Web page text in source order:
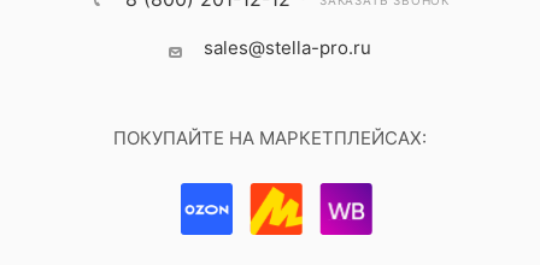
sales@stella-pro.ru
ПОКУПАЙТЕ НА МАРКЕТПЛЕЙСАХ: